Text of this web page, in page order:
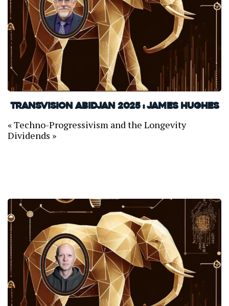
TransVision Abidjan 2025 : James Hughes
« Techno-Progressivism and the Longevity
Dividends »